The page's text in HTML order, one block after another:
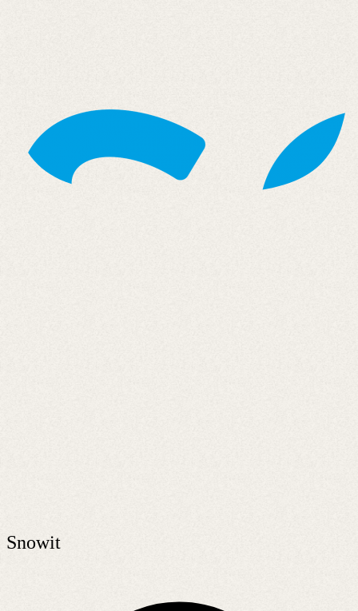
Snowit